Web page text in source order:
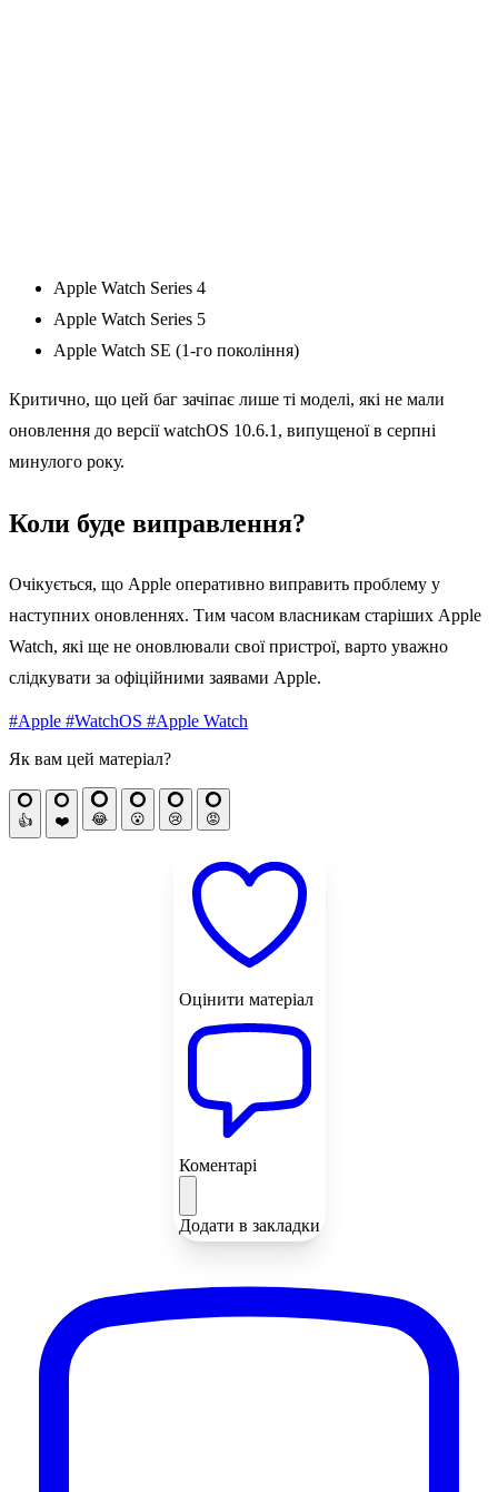
Apple Watch Series 4
Apple Watch Series 5
Apple Watch SE (1-го покоління)
Критично, що цей баг зачіпає лише ті моделі, які не мали
оновлення до версії watchOS 10.6.1, випущеної в серпні
минулого року.
Коли буде виправлення?
Очікується, що Apple оперативно виправить проблему у
наступних оновленнях. Тим часом власникам старіших Apple
Watch, які ще не оновлювали свої пристрої, варто уважно
слідкувати за офіційними заявами Apple.
#Apple #WatchOS #Apple Watch
Як вам цей матеріал?
👍 ❤️ 😂 😮 😢 😡
Оцінити матеріал
Коментарі
Додати в закладки